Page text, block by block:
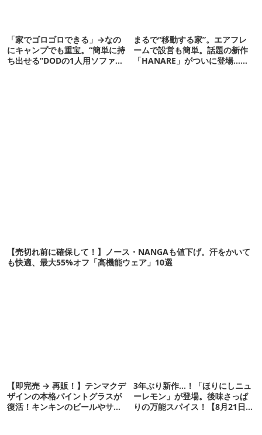
「家でゴロゴロできる」→なの
にキャンプでも重宝。“簡単に持
ち出せる”DODの1人用ソファが
まるで“移動する家”。エアフレ
ームで設営も簡単。話題の新作
「HANARE」がついに登場…！
【売切れ前に確保して！】ノース・NANGAも値下げ。汗をかいて
も快適、最大55%オフ「高機能ウェア」10選
【即完売 → 再販！】テンマクデ
ザインの本格パイントグラスが
復活！キンキンのビールやサワ
3年ぶり新作…！「ほりにしニュ
ーレモン」が登場。後味さっぱ
りの万能スパイス！【8月21日発